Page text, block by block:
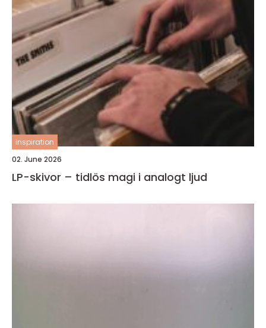
inspiration
02. June 2026
LP-skivor – tidlös magi i analogt ljud